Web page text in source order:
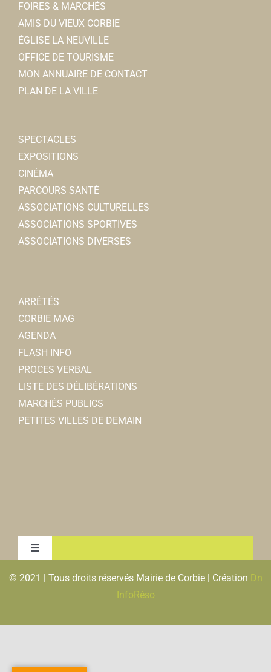
FOIRES & MARCHÉS
AMIS DU VIEUX CORBIE
ÉGLISE LA NEUVILLE
OFFICE DE TOURISME
MON ANNUAIRE DE CONTACT
PLAN DE LA VILLE
SPECTACLES
EXPOSITIONS
CINÉMA
PARCOURS SANTÉ
ASSOCIATIONS CULTURELLES
ASSOCIATIONS SPORTIVES
ASSOCIATIONS DIVERSES
ARRÊTÉS
CORBIE MAG
AGENDA
FLASH INFO
PROCES VERBAL
LISTE DES DÉLIBÉRATIONS
MARCHÉS PUBLICS
PETITES VILLES DE DEMAIN
Toggle
MENTIONS LEGALES & RGPD
© 2021 | Tous droits réservés Mairie de Corbie | Création Dn
InfoRéso